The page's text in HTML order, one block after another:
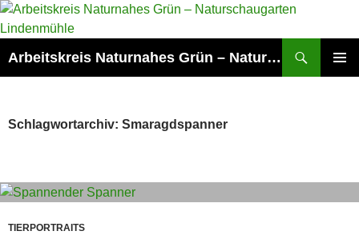
Zum
Inhalt
Arbeitskreis Naturnahes Grün – Naturschaugarten Lindenmühle
Schlagwortarchiv: Smaragdspanner
TIERPORTRAITS